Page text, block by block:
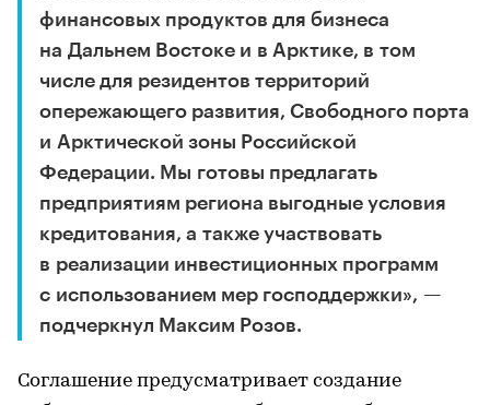
финансовых продуктов для бизнеса
на Дальнем Востоке и в Арктике, в том
числе для резидентов территорий
опережающего развития, Свободного порта
и Арктической зоны Российской
Федерации. Мы готовы предлагать
предприятиям региона выгодные условия
кредитования, а также участвовать
в реализации инвестиционных программ
с использованием мер господдержки», —
подчеркнул Максим Розов.
Соглашение предусматривает создание